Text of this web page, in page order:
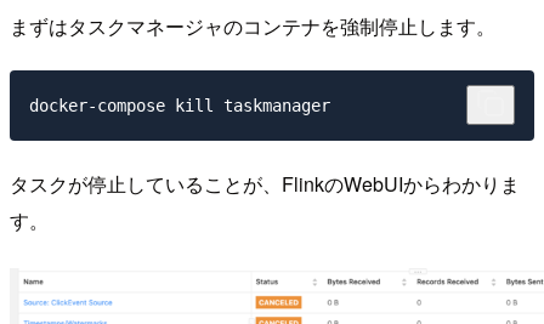
まずはタスクマネージャのコンテナを強制停止します。
タスクが停止していることが、FlinkのWebUIからわかりま
す。